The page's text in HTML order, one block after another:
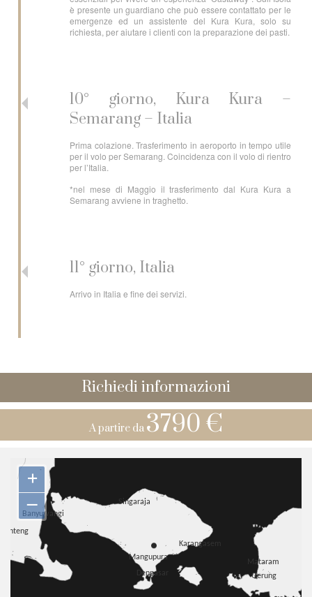
è presente un guardiano che può essere contattato per le
emergenze ed un assistente del Kura Kura, solo su
richiesta, per aiutare i clienti con la preparazione dei pasti.
10° giorno, Kura Kura –
Semarang – Italia
Prima colazione. Trasferimento in aeroporto in tempo utile
per il volo per Semarang. Coincidenza con il volo di rientro
per l’Italia.
*nel mese di Maggio il trasferimento dal Kura Kura a
Semarang avviene in traghetto.
11° giorno, Italia
Arrivo in Italia e fine dei servizi.
Richiedi informazioni
A partire da 3790 €
+
–